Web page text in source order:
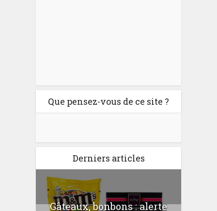
Que pensez-vous de ce site ?
Derniers articles
Gâteaux, bonbons : alerte